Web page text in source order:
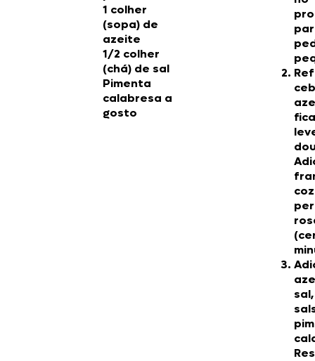
1 colher
(sopa) de
azeite
1/2 colher
(chá) de sal
Pimenta
calabresa a
gosto